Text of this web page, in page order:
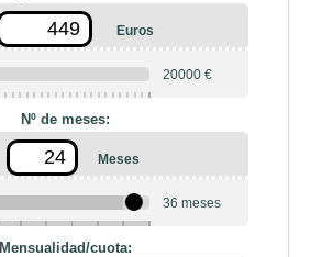
Euros
20000 €
Nº de meses:
Meses
36 meses
Mensualidad/cuota: